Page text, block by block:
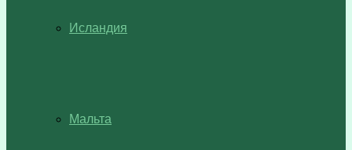
Исландия
Мальта